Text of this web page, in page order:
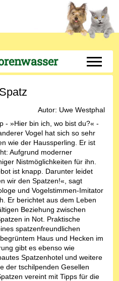
Off-
Autor: Uwe Westphal
- »Hier bin ich, wo bist du?« -
Vogel hat sich so sehr
wie der Haussperling. Er ist
Aufgrund moderner
Nistmöglichkeiten für ihn.
ist knapp. Darunter leidet
wir den Spatzen!«, sagt
und Vogelstimmen-Imitator
Er berichtet aus dem Leben
Beziehung zwischen
in Not. Praktische
spatzenfreundlichen
Haus und Hecken im
gibt es ebenso wie
Spatzenhotel und weitere
der tschilpenden Gesellen
vereint mit Tipps für die